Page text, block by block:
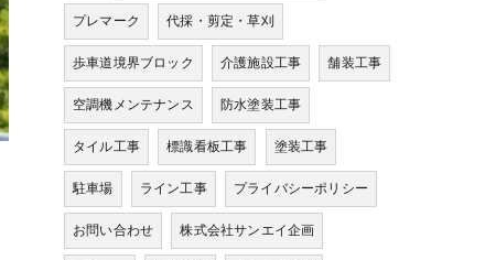
プレマーク
代採・剪定・草刈
歩車道境界ブロック
介護施設工事
舗装工事
空調機メンテナンス
防水塗装工事
タイル工事
標識看板工事
塗装工事
駐車場
ライン工事
プライバシーポリシー
お問い合わせ
株式会社サンエイ企画